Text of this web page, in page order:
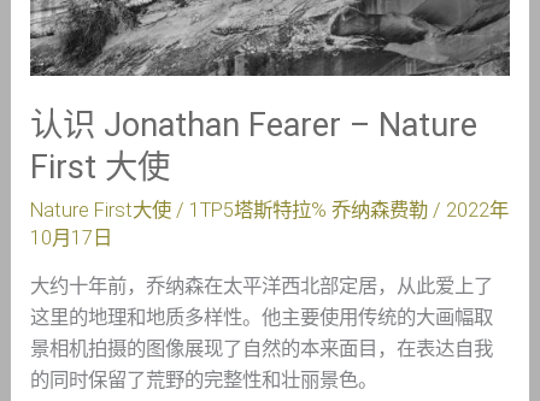
认识 Jonathan Fearer – Nature
First 大使
Nature First大使 / 1TP5塔斯特拉% 乔纳森费勒/ 2022年
10月17日
大约十年前，乔纳森在太平洋西北部定居，从此爱上了
这里的地理和地质多样性。他主要使用传统的大画幅取
景相机拍摄的图像展现了自然的本来面目，在表达自我
的同时保留了荒野的完整性和壮丽景色。